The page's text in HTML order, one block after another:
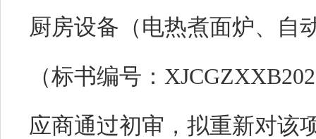
厨房设备（电热煮面炉、自
（标书编号：
应商通过初审，拟重新对该